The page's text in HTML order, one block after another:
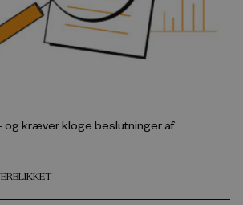
og kræver kloge beslutninger af